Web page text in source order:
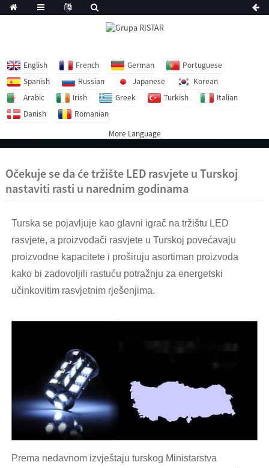
English French German
Portuguese
Spanish
Russian Japanese
Korean
Arabic
Irish Greek Turkish
Italian
Danish
Romanian
More Language
Očekuje se da će tržište LED rasvjete u Turskoj
nastaviti rasti u narednim godinama
Turska se pojavljuje kao glavni igrač na tržištu LED
rasvjete, a proizvođači rasvjete u Turskoj povećavaju
proizvodne kapacitete i proširuju asortiman proizvoda
kako bi zadovoljili rastuću potražnju za energetski
učinkovitim rasvjetnim rješenjima.
Prema nedavnom izvještaju turskog Ministarstva